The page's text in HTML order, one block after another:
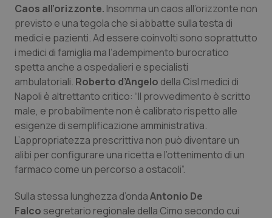
Salute orale & impianti
Sangue & coagulazione
Tiroide
Tumore al seno
Tumore ovarico
Tumori del Polmone & Testa Collo
Tumori gastrointestinali
Caos all’orizzonte. Insomma un caos all’orizzonte non
previsto e una tegola che si abbatte sulla testa di
medici e pazienti. Ad essere coinvolti sono soprattutto
i medici di famiglia ma l’adempimento burocratico
spetta anche a ospedalieri e specialisti
ambulatoriali. Roberto d’Angelo della Cisl medici di
Napoli è altrettanto critico: “Il provvedimento è scritto
male, e probabilmente non è calibrato rispetto alle
esigenze di semplificazione amministrativa.
L’appropriatezza prescrittiva non può diventare un
alibi per configurare una ricetta e l’ottenimento di un
farmaco come un percorso a ostacoli”.
Sulla stessa lunghezza d’ondaAntonio De
Falco segretario regionale della Cimo secondo cui